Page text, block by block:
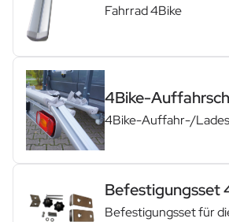
Fahrrad 4Bike
4Bike-
4Bike-Auffahr-/
Befestigungsset
Befestigungsset für